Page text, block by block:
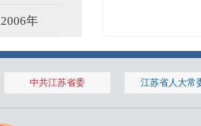
2006年
2004年
2002年中共江苏省委 江苏省人大常